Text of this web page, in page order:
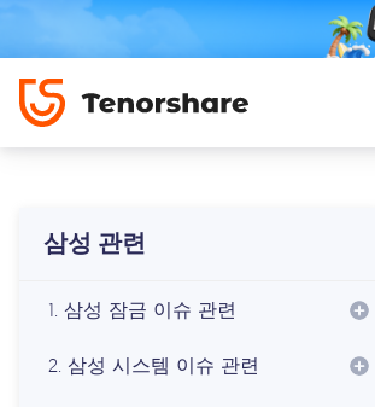
삼성 관련
1. 삼성 잠금 이슈 관련
2. 삼성 시스템 이슈 관련